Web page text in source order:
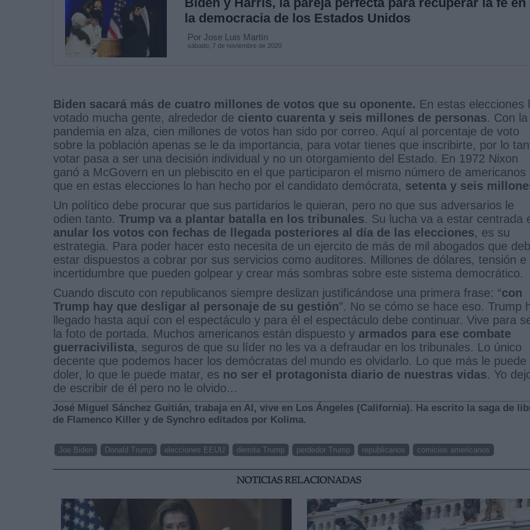
la democracia de los Estados Unidos
Por Jose Luis Martín
sábado, 7 de noviembre de 2020
Biden sacará más de cuatro millones de votos que su oponente. En estas elecciones
votado mucha gente, alrededor de ciento cuarenta y seis millones de personas. Con la
pandemia en alza, cien millones de votos han sido por correo. Aquí al porcentaje de voto
sobre la población apenas se le da importancia, para votar tienes que inscribirte, por lo
votar pasa a ser una decisión individual y no un otorgamiento del Estado. En 1972 Nixon
ganó a McGovern en un plebiscito en el que participaron el mismo número de americanos
que en estas elecciones lo han hecho por el candidato demócrata, setenta y seis
Un político debe procurar que sus partidarios le quieran, pero no que sus adversarios le
odien tanto. Trump va a plantar batalla en los tribunales. Su lucha va a estar centrada
anular los votos con fechas de llegada posteriores al día de las elecciones, es su
estrategia. Para poder hacer esto necesita de un ejercito de más de mil abogados que
estar dispuestos a cobrar por sus servicios como auditores. Millones de dólares, tensión e
incertidumbre que pueden golpear y crear más sombras sobre este sistema democrático.
Cuando discuto con republicanos siempre deslizan justificándose una primera frase: “con
Trump hay que desligar al personaje de su gestión”. No se cómo se hace eso. Trump
llegado hasta aquí con el espectáculo y para él el espectáculo debe continuar. Vive para
la foto de portada. Muchos americanos están dispuesto y armados para ese combate
guerracivilista, seguros de que su líder no les va a defraudar en los tribunales. Lo único
decente que podemos hacer los demócratas del mundo es olvidarlo. Lo que más le puede
doler, lo que le puede matar, es no ser el protagonista diario de nuestras vidas. Yo
de escribir de él pero no le olvido...
José Miguel Sánchez Guitián, trabaja en AI, vive en Los Ángeles (California). Ha escrito la saga de
de Flamenco Killer y de Synchro editados por Kolima.
Joe Biden Donald Trump elecciones EEUU derrota Trump perdedor Trump republicanos comicios americanos
NOTICIAS RELACIONADAS